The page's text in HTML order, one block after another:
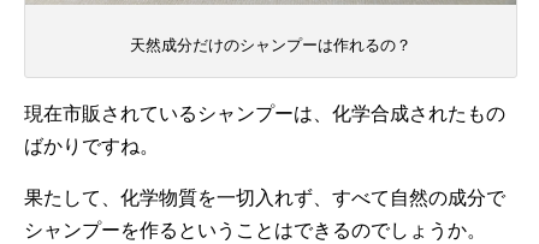
天然成分だけのシャンプーは作れるの？
現在市販されているシャンプーは、化学合成されたもの
ばかりですね。
果たして、化学物質を一切入れず、すべて自然の成分で
シャンプーを作るということはできるのでしょうか。